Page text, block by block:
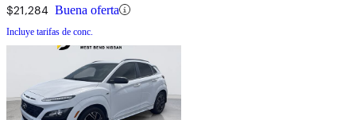
$21,284 Buena oferta
Incluye tarifas de conc.